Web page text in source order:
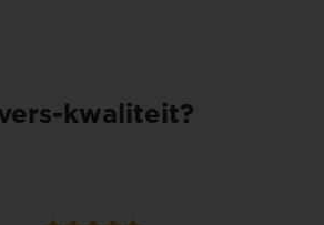
kwaliteit?